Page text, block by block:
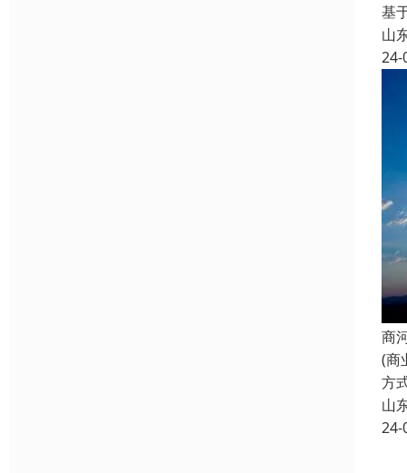
基
山
24-
商
(商
方
山
24-